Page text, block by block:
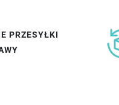
PRZESYŁKI